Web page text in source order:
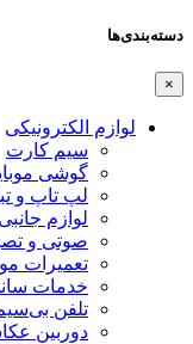
دسته‌بندی‌ها
×
لوازم الکترونیکی
سیم کارت
گوشی
لپ تاپ و
لوازم
صوتی و
تعمیرات
خدمات
تلفن
دوربین